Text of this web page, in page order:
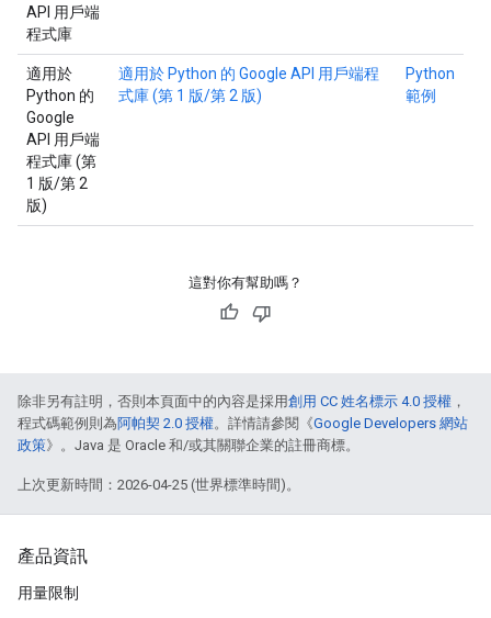
API 用戶端
程式庫
適用於
Python 的
Google
API 用戶端
程式庫 (第
1 版/第 2
版)
適用於 Python 的 Google API 用戶端程
式庫 (第 1 版/第 2 版)
Python
範例
這對你有幫助嗎？
除非另有註明，否則本頁面中的內容是採用創用 CC 姓名標示 4.0 授權 ，
程式碼範例則為阿帕契 2.0 授權。詳情請參閱《Google Developers 網站
政策》。Java 是 Oracle 和/或其關聯企業的註冊商標。
上次更新時間：2026-04-25 (世界標準時間)。
產品資訊
用量限制